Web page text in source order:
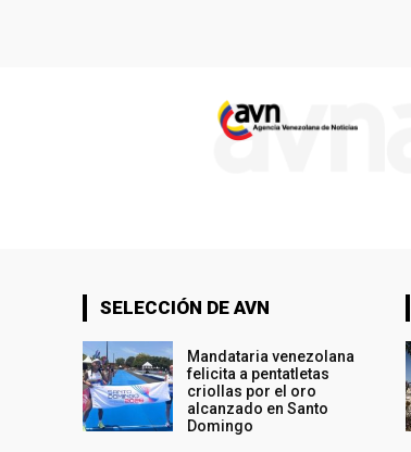
SELECCIÓN DE AVN
Mandataria venezolana
felicita a pentatletas
criollas por el oro
alcanzado en Santo
Domingo